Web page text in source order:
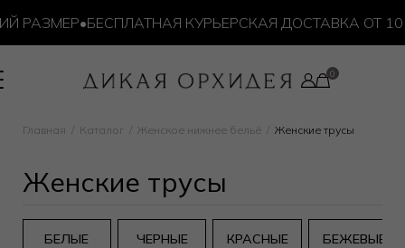
РАЗМЕР•БЕСПЛАТНАЯ КУРЬЕРСКАЯ ДОСТАВКА ОТ 10
Главная Каталог Женское нижнее бельё Женские трусы
Женские трусы
БЕЛЫЕ ЧЕРНЫЕ КРАСНЫЕ БЕЖЕВЫЕ